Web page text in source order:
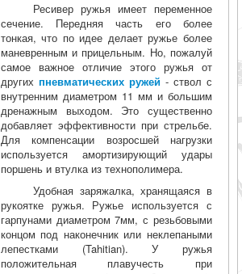
Ресивер ружья имеет переменное
сечение. Передняя часть его более
тонкая, что по идее делает ружье более
маневренным и прицельным. Но, пожалуй
самое важное отличие этого ружья от
других пневматических ружей- ствол с
внутренним диаметром 11 мм и большим
дренажным выходом. Это существенно
добавляет эффективности при стрельбе.
Для компенсации возросшей нагрузки
используется амортизирующий удары
поршень и втулка из технополимера.
Удобная заряжалка, хранящаяся в
рукоятке ружья. Ружье используется с
гарпунами диаметром 7мм, с резьбовыми
концом под наконечник или неклепаными
лепестками (Tahitian). У ружья
положительная плавучесть при